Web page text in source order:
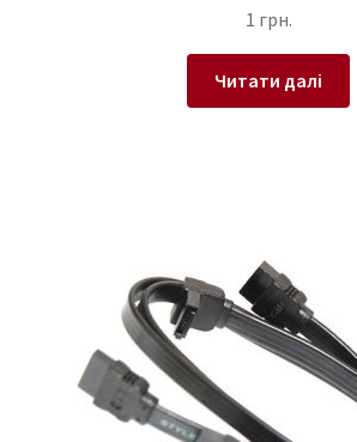
1 грн.
Читати далі